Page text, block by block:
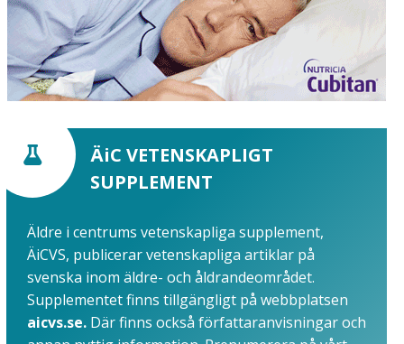
ÄiC VETENSKAPLIGT
SUPPLEMENT
Äldre i centrums vetenskapliga supplement,
ÄiCVS, publicerar vetenskapliga artiklar på
svenska inom äldre- och åldrandeområdet.
Supplementet finns tillgängligt på webbplatsen
aicvs.se. Där finns också författaranvisningar och